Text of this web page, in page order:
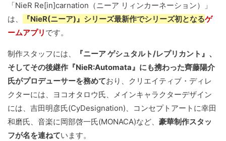
「NieR Re[in]carnation（ニーア リィンカーネーション）」
は、
『NieR(ニーア)』シリーズ最新作でシリーズ初となるゲ
ームアプリ です。
制作スタッフには、
『ニーア ゲシュタルト/レプリカント』、
そしてその後継作『NieR:Automata』にも携わった齊藤陽介
氏がプロデューサーを務めており、クリエイティブ・ディレ
クターには、ヨコオタロウ氏、メインキャラクターデザイン
には、吉田明彦氏(CyDesignation)、コンセプトアートに幸田
和磨氏、音楽に岡部啓一氏(MONACA)など、 豪華制作スタッ
フが名を連ねています。